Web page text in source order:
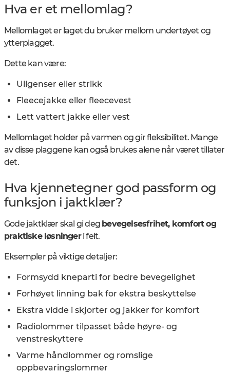
Hva er et mellomlag?
Mellomlaget er laget du bruker mellom undertøyet og
ytterplagget.
Dette kan være:
Ullgenser eller strikk
Fleecejakke eller fleecevest
Lett vattert jakke eller vest
Mellomlaget holder på varmen og gir fleksibilitet. Mange
av disse plaggene kan også brukes alene når været tillater
det.
Hva kjennetegner god passform og
funksjon i jaktklær?
Gode jaktklær skal gi deg bevegelsesfrihet, komfort og
praktiske løsningeri felt.
Eksempler på viktige detaljer:
Formsydd kneparti for bedre bevegelighet
Forhøyet linning bak for ekstra beskyttelse
Ekstra vidde i skjorter og jakker for komfort
Radiolommer tilpasset både høyre- og
venstreskyttere
Varme håndlommer og romslige
oppbevaringslommer